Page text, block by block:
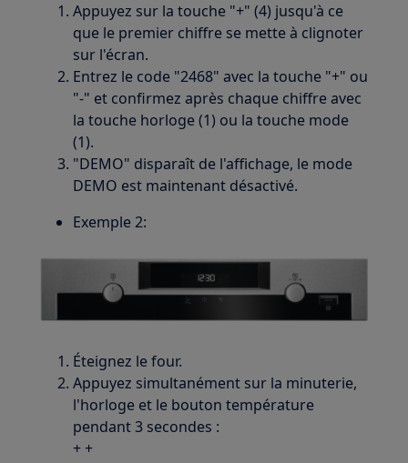
Appuyez sur la touche "+" (4) jusqu'à ce
que le premier chiffre se mette à clignoter
sur l'écran.
Entrez le code "2468" avec la touche "+" ou
"-" et confirmez après chaque chiffre avec
la touche horloge (1) ou la touche mode
(1).
"DEMO" disparaît de l'affichage, le mode
DEMO est maintenant désactivé.
Exemple 2:
Éteignez le four.
Appuyez simultanément sur la minuterie,
l'horloge et le bouton température
pendant 3 secondes :
+ +